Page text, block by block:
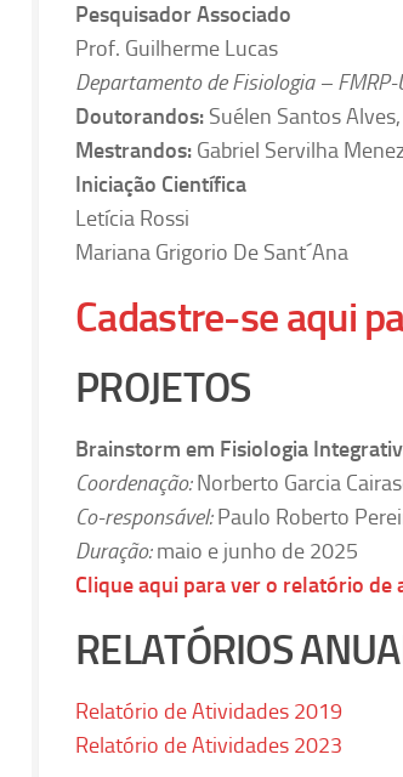
Pesquisador Associado
Prof. Guilherme Lucas
Departamento de Fisiologia – FMRP-
Doutorandos: Suélen Santos
Mestrandos: Gabriel Servilha
Iniciação Científica
Letícia Rossi
Mariana Grigorio De Sant´Ana
Cadastre-se aqui
PROJETOS
Brainstorm em Fisiologia
Coordenação:Norberto Garcia
Co-responsável:Paulo Roberto
Duração:maio e junho de 2025
Clique aqui para ver o relatório
RELATÓRIOS
Relatório de Atividades 2019
Relatório de Atividades 2023